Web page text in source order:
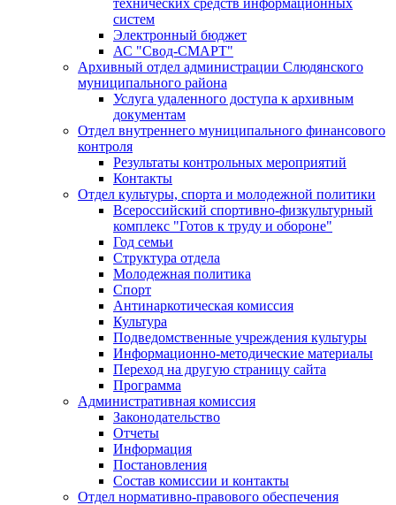
технических средств информационных
систем
Электронный бюджет
АС "Свод-СМАРТ"
Архивный отдел администрации Слюдянского
муниципального района
Услуга удаленного доступа к архивным
документам
Отдел внутреннего муниципального финансового
контроля
Результаты контрольных мероприятий
Контакты
Отдел культуры, спорта и молодежной политики
Всероссийский спортивно-физкультурный
комплекс "Готов к труду и обороне"
Год семьи
Структура отдела
Молодежная политика
Спорт
Антинаркотическая комиссия
Культура
Подведомственные учреждения культуры
Информационно-методические материалы
Переход на другую страницу сайта
Программа
Административная комиссия
Законодательство
Отчеты
Информация
Постановления
Состав комиссии и контакты
Отдел нормативно-правового обеспечения